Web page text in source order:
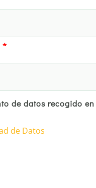
*
de datos recogido
de Datos